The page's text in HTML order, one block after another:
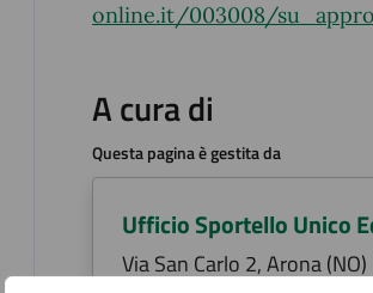
online.it/003008/
A cura di
Questa pagina è gestita da
Ufficio Sportello Unico
Via San Carlo 2, Arona (NO)